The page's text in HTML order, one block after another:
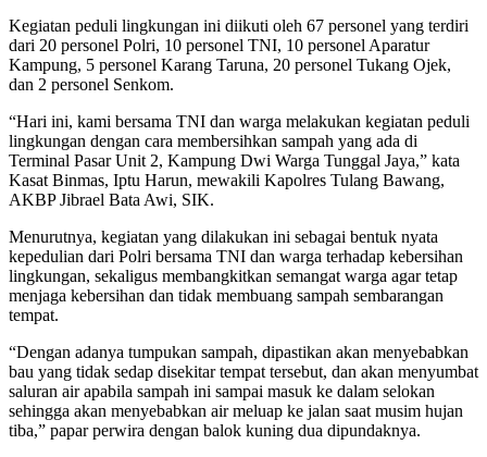
Kegiatan peduli lingkungan ini diikuti oleh 67 personel yang terdiri
dari 20 personel Polri, 10 personel TNI, 10 personel Aparatur
Kampung, 5 personel Karang Taruna, 20 personel Tukang Ojek,
dan 2 personel Senkom.
“Hari ini, kami bersama TNI dan warga melakukan kegiatan peduli
lingkungan dengan cara membersihkan sampah yang ada di
Terminal Pasar Unit 2, Kampung Dwi Warga Tunggal Jaya,” kata
Kasat Binmas, Iptu Harun, mewakili Kapolres Tulang Bawang,
AKBP Jibrael Bata Awi, SIK.
Menurutnya, kegiatan yang dilakukan ini sebagai bentuk nyata
kepedulian dari Polri bersama TNI dan warga terhadap kebersihan
lingkungan, sekaligus membangkitkan semangat warga agar tetap
menjaga kebersihan dan tidak membuang sampah sembarangan
tempat.
“Dengan adanya tumpukan sampah, dipastikan akan menyebabkan
bau yang tidak sedap disekitar tempat tersebut, dan akan menyumbat
saluran air apabila sampah ini sampai masuk ke dalam selokan
sehingga akan menyebabkan air meluap ke jalan saat musim hujan
tiba,” papar perwira dengan balok kuning dua dipundaknya.